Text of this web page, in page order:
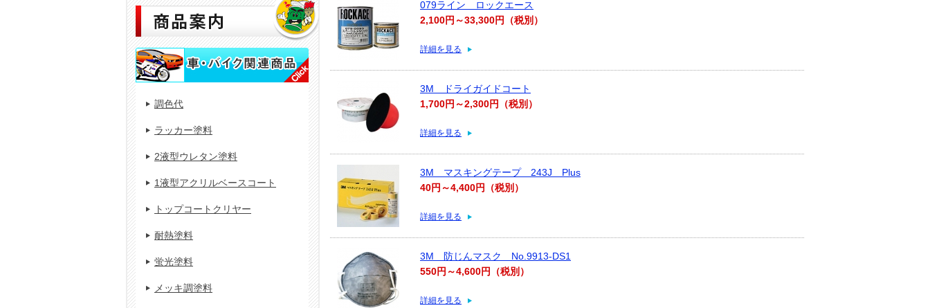
079ライン ロックエース
2,100円～33,300円（税別）
詳細を見る
3M ドライガイドコート
1,700円～2,300円（税別）
詳細を見る
3M マスキングテープ 243J Plus
40円～4,400円（税別）
詳細を見る
3M 防じんマスク No.9913-DS1
550円～4,600円（税別）
詳細を見る
調色代
ラッカー塗料
2液型ウレタン塗料
1液型アクリルベースコート
トップコートクリヤー
耐熱塗料
蛍光塗料
メッキ調塗料